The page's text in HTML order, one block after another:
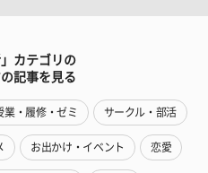
」カテゴリの
記事を見る
業・履修・ゼミ サークル・部活
お出かけ・イベント 恋愛